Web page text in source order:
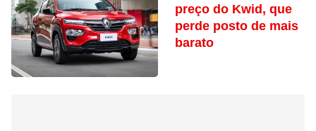
preço do Kwid, que
perde posto de mais
barato